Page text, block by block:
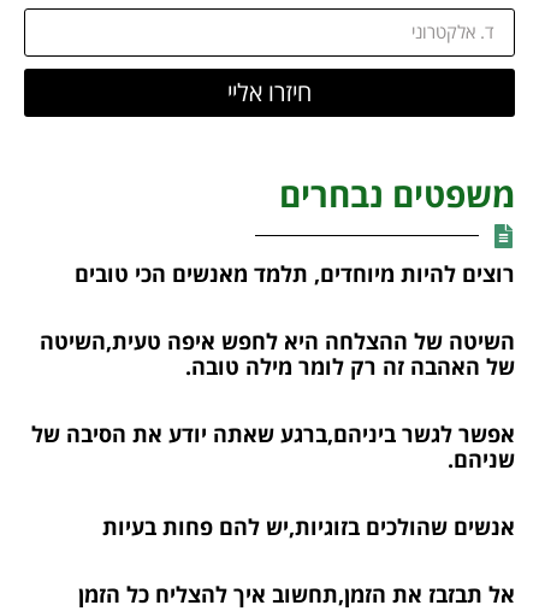
חיזרו אליי
משפטים נבחרים
רוצים להיות מיוחדים, תלמד מאנשים הכי טובים
השיטה של ההצלחה היא לחפש איפה טעית,השיטה
של האהבה זה רק לומר מילה טובה.
אפשר לגשר ביניהם,ברגע שאתה יודע את הסיבה של
שניהם.
אנשים שהולכים בזוגיות,יש להם פחות בעיות
אל תבזבז את הזמן,תחשוב איך להצליח כל הזמן